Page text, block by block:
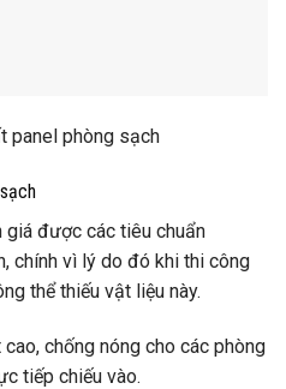
panel phòng sạch
giá được các tiêu chuẩn
chính vì lý do đó khi thi công
thể thiếu vật liệu này.
chống nóng cho các phòng
tiếp chiếu vào.